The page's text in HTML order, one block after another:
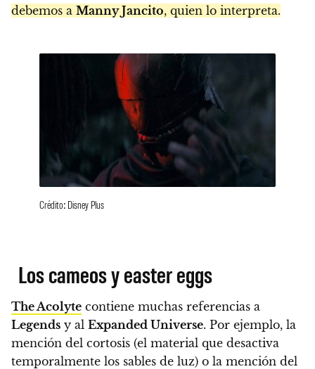
debemos a Manny Jancito, quien lo interpreta.
Crédito: Disney Plus
Los cameos y easter eggs
The Acolyte contiene muchas referencias a
Legends y al Expanded Universe. Por ejemplo, la
mención del cortosis (el material que desactiva
temporalmente los sables de luz) o la mención del